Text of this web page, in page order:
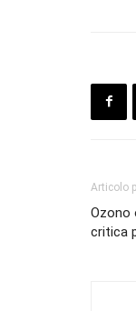
Articolo
Ozono
critica